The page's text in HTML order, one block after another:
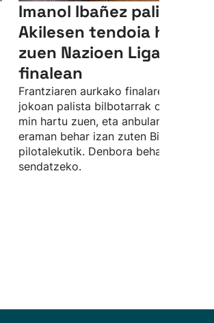
Imanol Ibañez palistak
Akilesen tendoia hautsi
zuen Nazioen Ligako
finalean
Frantziaren aurkako finalaren lehen
jokoan palista bilbotarrak orpazurdan
min hartu zuen, eta anbulantzian
eraman behar izan zuten Bizkaia
pilotalekutik. Denbora beharko du
sendatzeko.